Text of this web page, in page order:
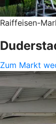
Raiffeisen-
Zum Markt